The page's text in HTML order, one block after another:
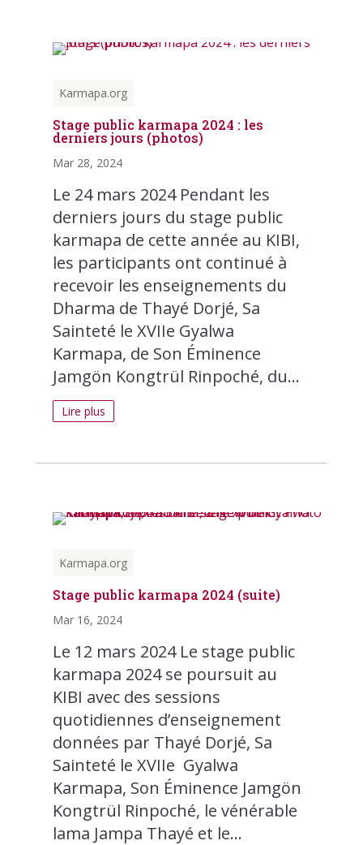
Karmapa.org
Stage public karmapa 2024 : les
derniers jours (photos)
Mar 28, 2024
Le 24 mars 2024 Pendant les
derniers jours du stage public
karmapa de cette année au KIBI,
les participants ont continué à
recevoir les enseignements du
Dharma de Thayé Dorjé, Sa
Sainteté le XVIIe Gyalwa
Karmapa, de Son Éminence
Jamgön Kongtrül Rinpoché, du...
Lire plus
Karmapa.org
Stage public karmapa 2024 (suite)
Mar 16, 2024
Le 12 mars 2024 Le stage public
karmapa 2024 se poursuit au
KIBI avec des sessions
quotidiennes d’enseignement
données par Thayé Dorjé, Sa
Sainteté le XVIIe Gyalwa
Karmapa, Son Éminence Jamgön
Kongtrül Rinpoché, le vénérable
lama Jampa Thayé et le...